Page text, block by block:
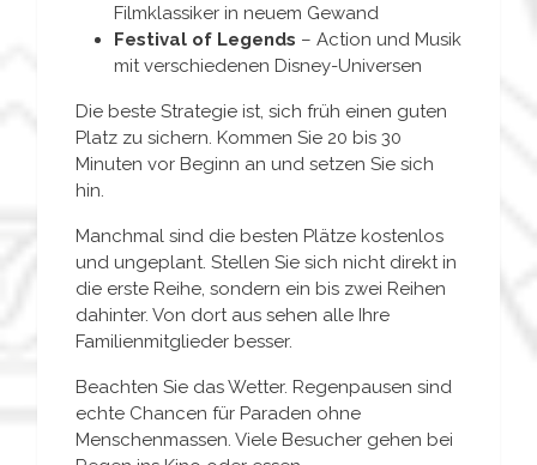
Filmklassiker in neuem Gewand
Festival of Legends – Action und Musik
mit verschiedenen Disney-Universen
Die beste Strategie ist, sich früh einen guten
Platz zu sichern. Kommen Sie 20 bis 30
Minuten vor Beginn an und setzen Sie sich
hin.
Manchmal sind die besten Plätze kostenlos
und ungeplant. Stellen Sie sich nicht direkt in
die erste Reihe, sondern ein bis zwei Reihen
dahinter. Von dort aus sehen alle Ihre
Familienmitglieder besser.
Beachten Sie das Wetter. Regenpausen sind
echte Chancen für Paraden ohne
Menschenmassen. Viele Besucher gehen bei